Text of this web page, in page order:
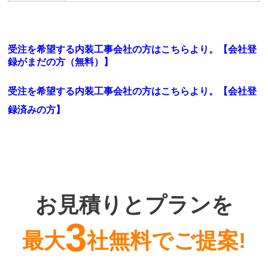
受注を希望する内装工事会社の方はこちらより。【会社登
録がまだの方（無料）】
受注を希望する内装工事会社の方はこちらより。
【会社登
録済みの方】
お見積りとプランを
最大3社無料でご提案!